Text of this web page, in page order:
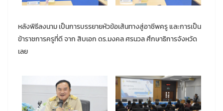
หลังพิธีลงนาม เป็นการบรรยายหัวข้อเส้นทางสู่อาชีพครู และการเป็น
ข้าราชการครูที่ดี จาก สิบเอก ดร.มงคล ศรนวล ศึกษาธิการจังหวัด
เลย